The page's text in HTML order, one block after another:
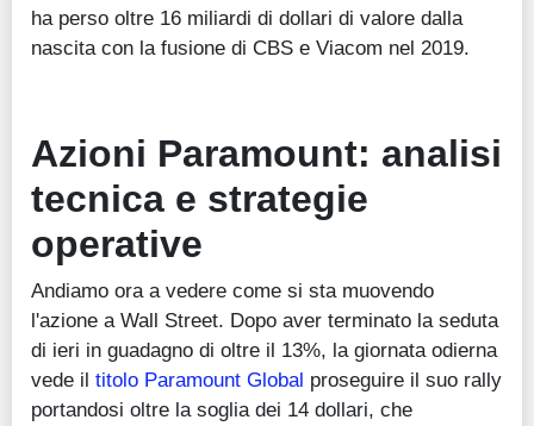
ha perso oltre 16 miliardi di dollari di valore dalla
nascita con la fusione di CBS e Viacom nel 2019.
Azioni Paramount: analisi
tecnica e strategie
operative
Andiamo ora a vedere come si sta muovendo
l'azione a Wall Street. Dopo aver terminato la seduta
di ieri in guadagno di oltre il 13%, la giornata odierna
vede il titolo Paramount Global proseguire il suo rally
portandosi oltre la soglia dei 14 dollari, che